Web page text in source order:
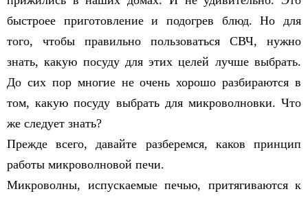
быстроее приготовление и подогрев блюд. Но для
того, чтобы правильно пользоваться СВЧ, нужно
знать, какую посуду для этих целей лучше выбрать.
До сих пор многие не очень хорошо разбираются в
том, какую посуду выбрать для микроволновки. Что
же следует знать?
Прежде всего, давайте разберемся, каков принцип
работы микроволновой печи.
Микроволны, испускаемые печью, притягиваются к